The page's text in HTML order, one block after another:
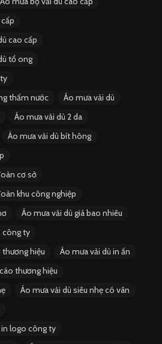
cao cấp
tổ ong
thấm nước
Áo mưa vải dù
Áo mưa vải dù 2 da
Áo mưa vải dù bít hông
cơ sở
khu công nghiệp
Áo mưa vải dù giá bao nhiêu
công ty
hiệu
Áo mưa vải dù in ấn
thương hiệu
Áo mưa vải dù siêu nhẹ có vân
logo công ty